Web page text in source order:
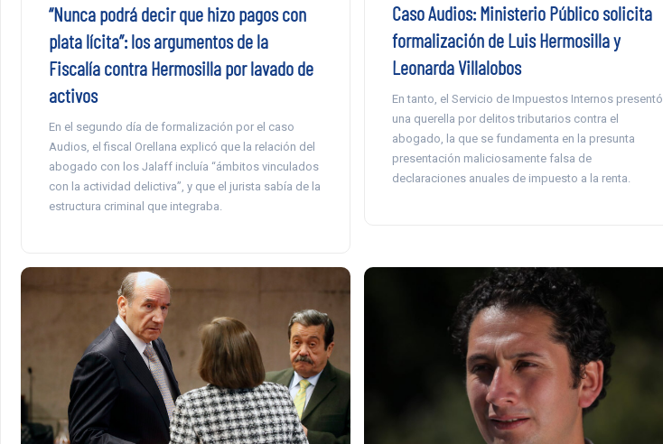
“Nunca podrá decir que hizo pagos con
plata lícita”: los argumentos de la
Fiscalía contra Hermosilla por lavado de
activos
En el segundo día de formalización por el caso
Audios, el fiscal Orellana explicó que la relación del
abogado con los Jalaff incluía “ámbitos vinculados
con la actividad delictiva”, y que el jurista sabía de la
estructura criminal que integraba.
Caso Audios: Ministerio Público solicita
formalización de Luis Hermosilla y
Leonarda Villalobos
En tanto, el Servicio de Impuestos Internos presentó
una querella por delitos tributarios contra el
abogado, la que se fundamenta en la presunta
presentación maliciosamente falsa de
declaraciones anuales de impuesto a la renta.